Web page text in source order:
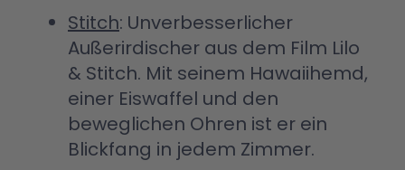
Stitch: Unverbesserlicher
Außerirdischer aus dem Film Lilo
& Stitch. Mit seinem Hawaiihemd,
einer Eiswaffel und den
beweglichen Ohren ist er ein
Blickfang in jedem Zimmer.